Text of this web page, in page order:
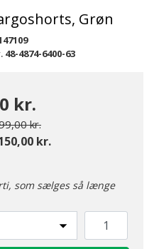
Grøn
48-4874-6400-63
kr.
nedsat fra
kr.til
kr.
som sælges så længe